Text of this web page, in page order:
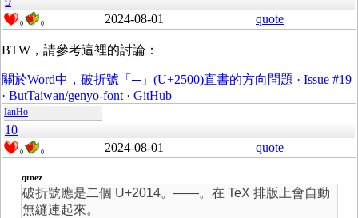
0 0 2024-08-01 quote
BTW，請參考這裡的討論：
關於Word中，破折號「─」(U+2500)直書的方向問題 · Issue #19
· ButTaiwan/genyo-font · GitHub
IanHo
10
0 0 2024-08-01 quote
qtnez
破折號應是二個 U+2014。——。在 TeX 排版上會自動
無縫連起來。